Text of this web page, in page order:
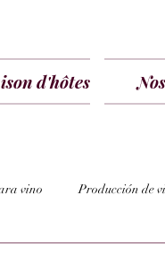
d'hôtes
vino Producción de